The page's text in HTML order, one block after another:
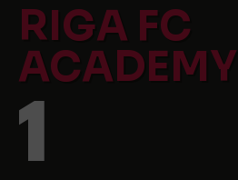
RIGA FC
ACADEMY
1